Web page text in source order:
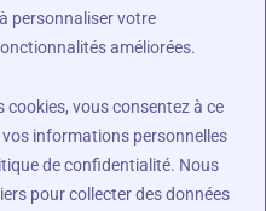
personnaliser votre
améliorées.
vous consentez à ce
informations personnelles
de confidentialité. Nous
pour collecter des données
syleam.fr